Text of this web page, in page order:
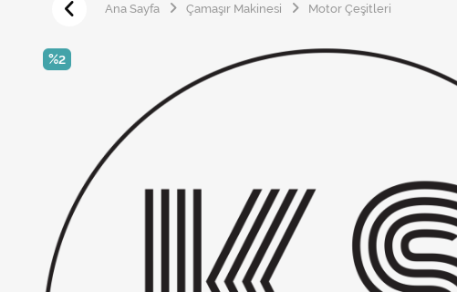
Ana Sayfa Çamaşır Makinesi Motor Çeşitleri
%2